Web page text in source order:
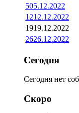
505.12.2022
1212.12.2022
1919.12.2022
2626.12.2022
Сегодня
Сегодня нет
Скоро